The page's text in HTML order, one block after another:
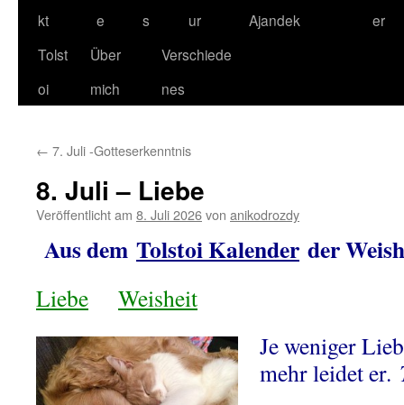
kt
e
s
ur
Ajandek
er
Tolst
oi
Über
mich
Verschiede
nes
← 7. Juli -Gotteserkenntnis
8. Juli – Liebe
Veröffentlicht am 8. Juli 2026von anikodrozdy
Aus dem Tolstoi Kalender der
Liebe
Weisheit
Je weniger
mehr leidet er.